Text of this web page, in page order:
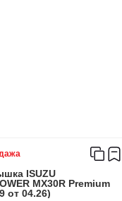
ISUZU
MX30R Premium
от 04.26)